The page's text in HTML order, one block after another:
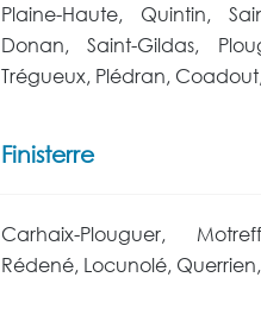
Plaine-Haute, Quintin,
Donan, Saint-Gildas,
Trégueux, Plédran,
Finisterre
Carhaix-Plouguer,
Rédené, Locunolé,